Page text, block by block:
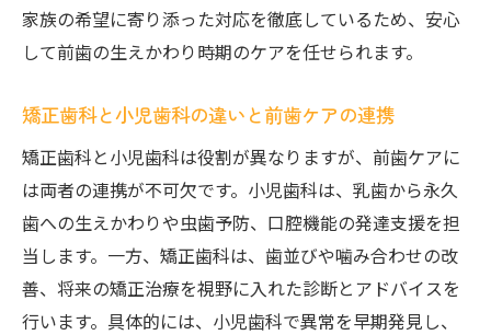
家族の希望に寄り添った対応を徹底しているため、安心
して前歯の生えかわり時期のケアを任せられます。
矯正歯科と小児歯科の違いと前歯ケアの連携
矯正歯科と小児歯科は役割が異なりますが、前歯ケアに
は両者の連携が不可欠です。小児歯科は、乳歯から永久
歯への生えかわりや虫歯予防、口腔機能の発達支援を担
当します。一方、矯正歯科は、歯並びや噛み合わせの改
善、将来の矯正治療を視野に入れた診断とアドバイスを
行います。具体的には、小児歯科で異常を早期発見し、